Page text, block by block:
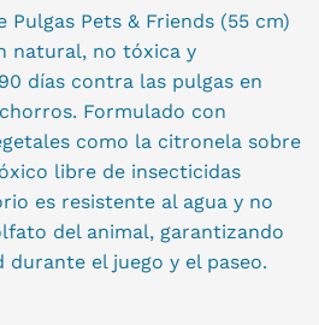
Pulgas Pets & Friends (55 cm)
natural, no tóxica y
días contra las pulgas en
Formulado con
como la citronela sobre
libre de insecticidas
es resistente al agua y no
del animal, garantizando
el juego y el paseo.